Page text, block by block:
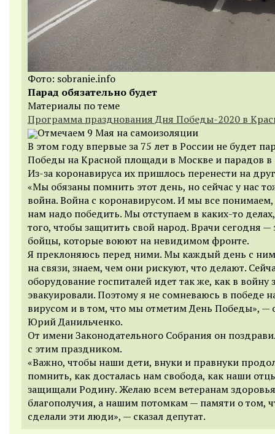
Фото: sobranie.info
Парад обязательно будет
Материалы по теме
Программа празднования Дня Победы-2020 в
Отмечаем 9 Мая на самоизоляции
В этом году впервые за 75 лет в России не будет
Победы на Красной площади в Москве и парадов в
Из-за коронавируса их пришлось перенести на
«Мы обязаны помнить этот день, но сейчас у нас
война. Война с коронавирусом. И мы все понимаем,
нам надо победить. Мы отступаем в каких-то
того, чтобы защитить свой народ. Врачи сегодня —
бойцы, которые воюют на невидимом фронте.
Я преклоняюсь перед ними. Мы каждый день с
на связи, знаем, чем они рискуют, что делают.
оборудование госпиталей идет так же, как в войну
эвакуировали. Поэтому я не сомневаюсь в победе
вирусом и в том, что мы отметим День Победы», —
Юрий Данильченко.
От имени Законодательного Собрания он
с этим праздником.
«Важно, чтобы наши дети, внуки и правнуки
помнить, как досталась нам свобода, как наши
защищали Родину. Желаю всем ветеранам
благополучия, а нашим потомкам — памяти о том,
сделали эти люди», — сказал депутат.